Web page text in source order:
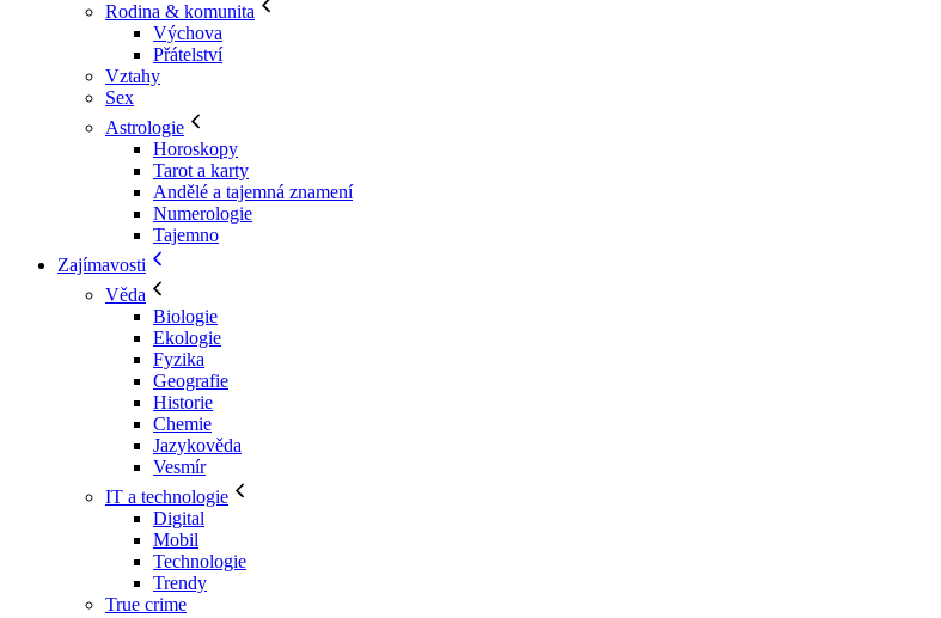
Rodina & komunita
Výchova
Přátelství
Vztahy
Sex
Astrologie
Horoskopy
Tarot a karty
Andělé a tajemná znamení
Numerologie
Tajemno
Zajímavosti
Věda
Biologie
Ekologie
Fyzika
Geografie
Historie
Chemie
Jazykověda
Vesmír
IT a technologie
Digital
Mobil
Technologie
Trendy
True crime